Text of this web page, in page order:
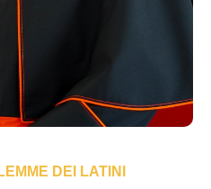
DEI LATINI